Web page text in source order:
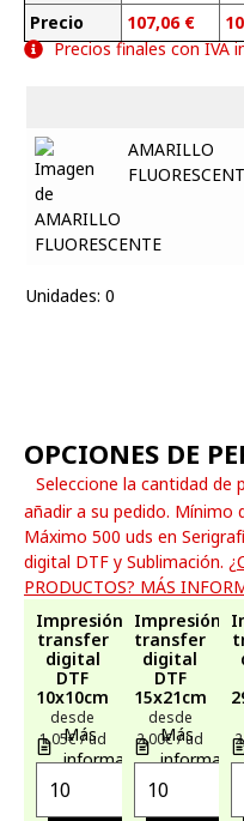
Precio
107,06 €
Precios finales con IVA
AMARILLO
Unidades: 0
OPCIONES DE
Seleccione la cantidad de
añadir a su pedido. Mínimo
Máximo 500 uds en
digital DTF y Sublimación.
PRODUCTOS? MÁS
Impresión
transfer
digital
DTF
10x10cm
desde
1,05€ / ud
Más
información
Impresión
transfer
digital
DTF
15x21cm
desde
2,00€ / ud
Más